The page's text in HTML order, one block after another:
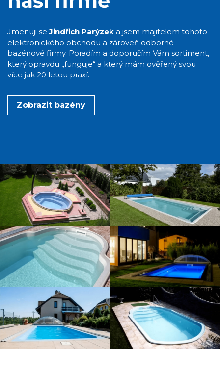
Jmenuji seJindřich Parýzek a jsem majitelem tohoto
elektronického obchodu a zároveň odborné
bazénové firmy. Poradím a doporučím Vám sortiment,
který opravdu „funguje“ a který mám ověřený svou
více jak 20 letou praxí.
Zobrazit bazény